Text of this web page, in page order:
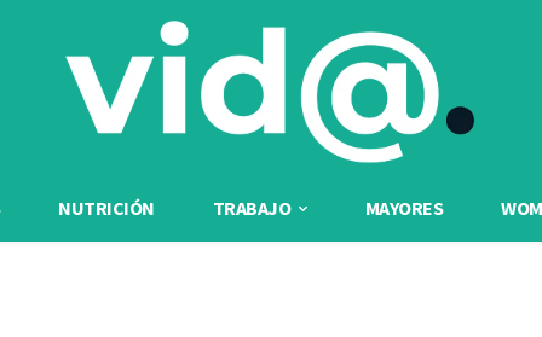
NUTRICIÓN TRABAJO MAYORES